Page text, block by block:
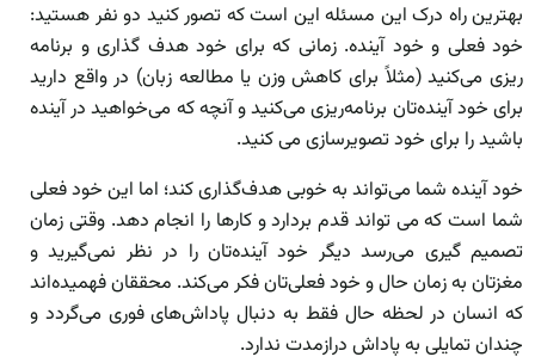
بهترین راه درک این مسئله این است که تصور کنید دو نفر هستید:
خود فعلی و خود آینده. زمانی که برای خود هدف گذاری و برنامه
ریزی می‌کنید (مثلاً برای کاهش وزن یا مطالعه زبان) در واقع دارید
برای خود آینده‌تان برنامه‌ریزی می‌کنید و آنچه که می‌خواهید در آینده
باشید را برای خود تصویرسازی می کنید.
خود آینده شما می‌تواند به خوبی هدف‌گذاری کند؛ اما این خود فعلی
شما است که می تواند قدم بردارد و کارها را انجام دهد. وقتی زمان
تصمیم گیری می‌رسد دیگر خود آینده‌تان را در نظر نمی‌گیرید و
مغزتان به زمان حال و خود فعلی‌تان فکر می‌کند. محققان فهمیده‌اند
که انسان در لحظه حال فقط به دنبال پاداش‌های فوری می‌گردد و
چندان تمایلی به پاداش درازمدت ندارد.